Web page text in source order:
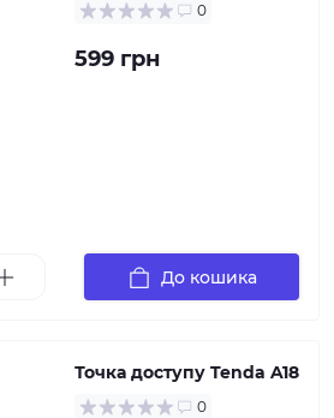
0
599 грн
До кошика
Точка доступу Tenda A18
0